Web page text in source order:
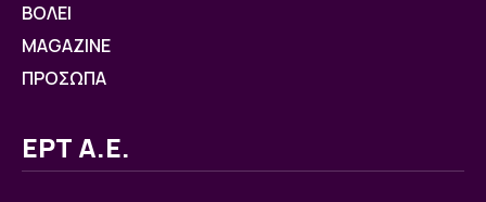
ΒOΛΕΙ
MAGAZINE
ΠΡΟΣΩΠΑ
ΕΡΤ Α.Ε.